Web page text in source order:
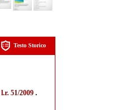
Testo Storico
l.r. 51/2009 .